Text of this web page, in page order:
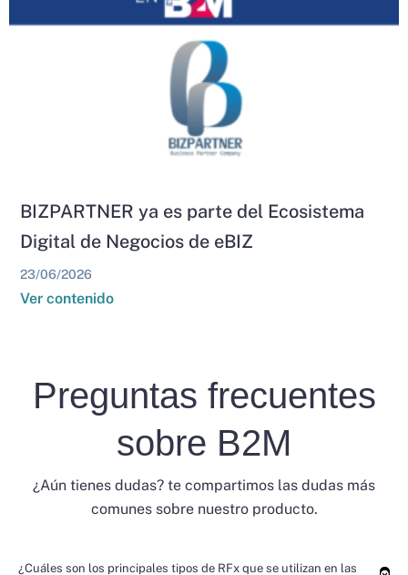
BIZPARTNER ya es parte del Ecosistema
Digital de Negocios de eBIZ
23/06/2026
Ver contenido
Preguntas frecuentes
sobre B2M
¿Aún tienes dudas? te compartimos las dudas más
comunes sobre nuestro producto.
¿Cuáles son los principales tipos de RFx que se utilizan en las